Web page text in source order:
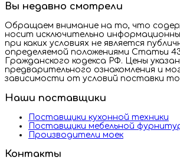
Вы недавно смотрели
Обращаем внимание на то, что
носит исключительно
при каких условиях не является
определяемой положениями Статьи
Гражданского кодекса РФ. Цены
предварительного ознакомления и
зависимости от условий поставки
Наши поставщики
Поставщики кухонной техники
Поставщики мебельной
Производители моек
Контакты